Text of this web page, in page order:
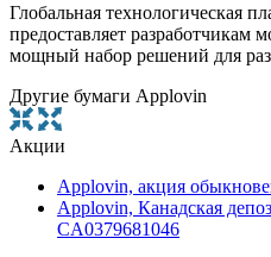
Глобальная технологическая
предоставляет
мощный набор решений для
Другие бумаги Applovin
Акции
Applovin, акция
Applovin, Канадская
CA0379681046